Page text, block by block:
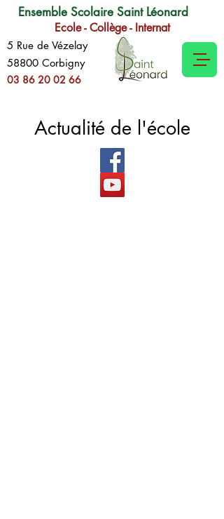
5 Rue de Vézelay
58800 Corbigny
03 86 20 02 66
Ensemble Scolaire Saint Léonard
Ecole - Collège - Internat
Actualité de l'école